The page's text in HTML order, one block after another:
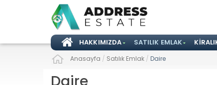
HAKKIMIZDA SATILIK EMLAK
Anasayfa / Satılık Emlak / Daire